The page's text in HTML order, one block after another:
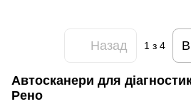
Назад 1з 4
Автосканери для
Рено